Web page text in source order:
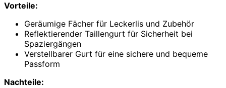
Vorteile:
Geräumige Fächer für Leckerlis und Zubehör
Reflektierender Taillengurt für Sicherheit bei
Spaziergängen
Verstellbarer Gurt für eine sichere und bequeme
Passform
Nachteile: